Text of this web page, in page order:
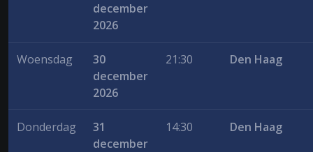
december
2026
Woensdag
30
december
2026
21:30 Den Haag
Donderdag
31
december
14:30 Den Haag